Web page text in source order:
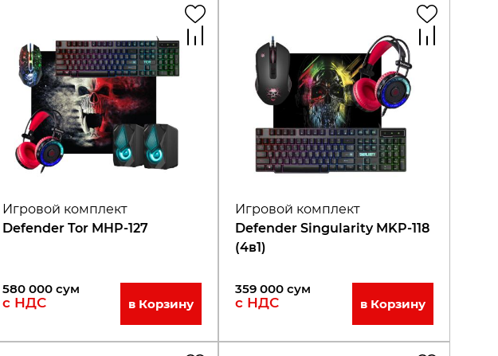
Игровой комплект
Defender Tor MHP-127
580 000 сум
с НДС в Корзину
Игровой комплект
Defender Singularity MKP-118
(4в1)
359 000 сум
с НДС в Корзину